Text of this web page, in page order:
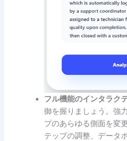
フル機能のインタラク
御を握りましょう。強
プのあらゆる側面を
テップの調整、データ